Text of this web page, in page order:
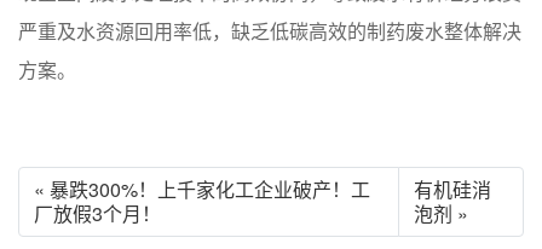
严重及水资源回用率低，缺乏低碳高效的制药废水整体解决
方案。
« 暴跌300%！上千家化工企业破产！工
厂放假3个月！
有机硅消
泡剂 »